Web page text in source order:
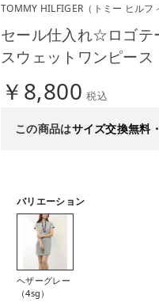
TOMMY HILFIGER （トミー ヒルフ
セール仕入れ☆ロゴテ
スウェットワンピース
￥8,800 税込
この商品はサイズ交換無料
バリエーション
ヘザーグレー
（4sg）